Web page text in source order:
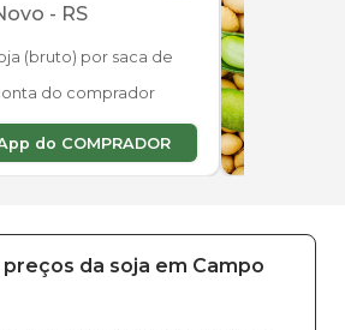
- RS
(bruto) por saca de
do comprador
do COMPRADOR
preços da soja em Campo